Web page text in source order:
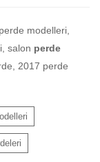
modelleri,
salon perde
2017 perde